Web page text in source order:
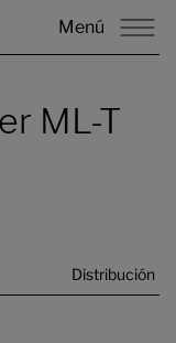
Menú
ML-T
Distribución